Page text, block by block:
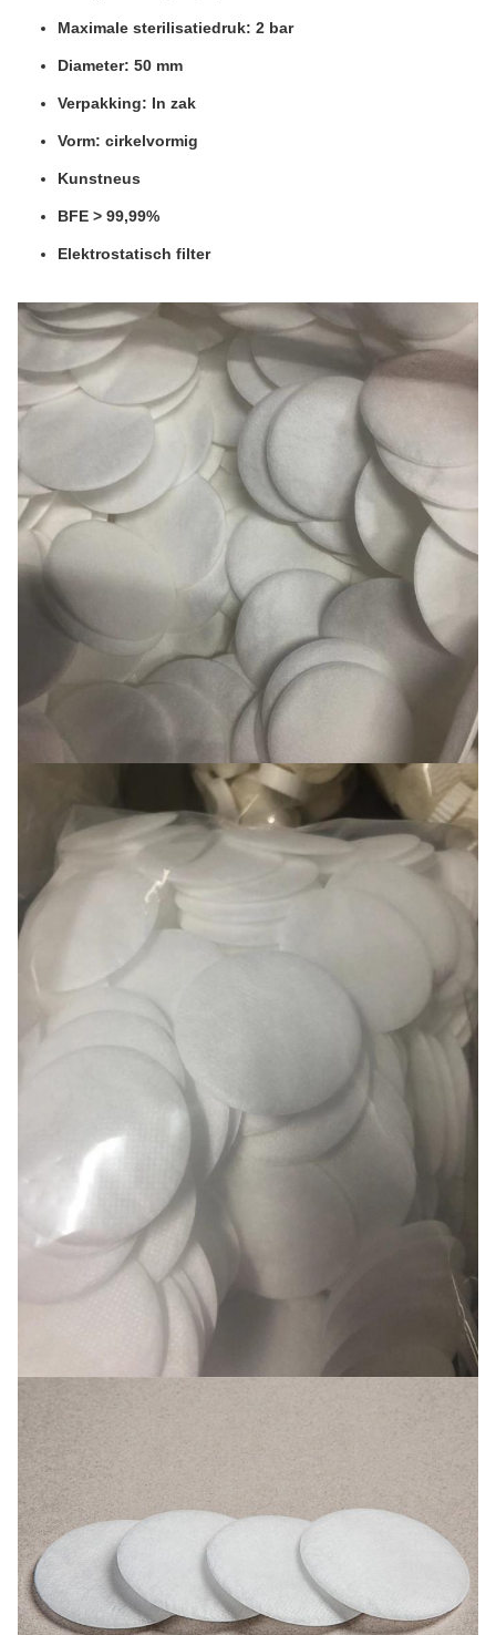
Maximale sterilisatiedruk: 2 bar
Diameter: 50 mm
Verpakking: In zak
Vorm: cirkelvormig
Kunstneus
BFE > 99,99%
Elektrostatisch filter